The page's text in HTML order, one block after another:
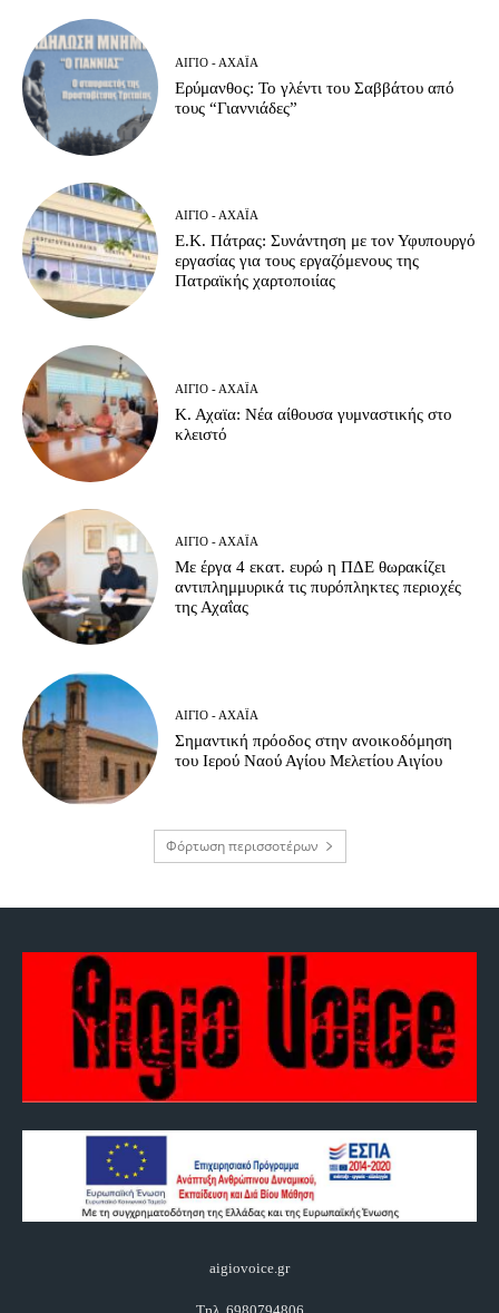
ΑΊΓΙΟ - ΑΧΑΪ́Α
Ερύμανθος: Το γλέντι του Σαββάτου από
τους “Γιαννιάδες”
ΑΊΓΙΟ - ΑΧΑΪ́Α
Ε.Κ. Πάτρας: Συνάντηση με τον Υφυπουργό
εργασίας για τους εργαζόμενους της
Πατραϊκής χαρτοποιίας
ΑΊΓΙΟ - ΑΧΑΪ́Α
Κ. Αχαϊα: Νέα αίθουσα γυμναστικής στο
κλειστό
ΑΊΓΙΟ - ΑΧΑΪ́Α
Με έργα 4 εκατ. ευρώ η ΠΔΕ θωρακίζει
αντιπλημμυρικά τις πυρόπληκτες περιοχές
της Αχαΐας
ΑΊΓΙΟ - ΑΧΑΪ́Α
Σημαντική πρόοδος στην ανοικοδόμηση
του Ιερού Ναού Αγίου Μελετίου Αιγίου
Φόρτωση περισσοτέρων
aigiovoice.gr